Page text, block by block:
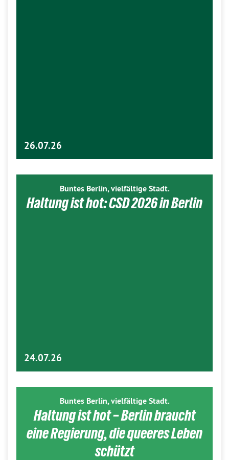
26.07.26
Buntes Berlin, vielfältige Stadt.
Haltung ist hot: CSD 2026 in Berlin
24.07.26
Buntes Berlin, vielfältige Stadt.
Haltung ist hot – Berlin braucht
eine Regierung, die queeres Leben
schützt